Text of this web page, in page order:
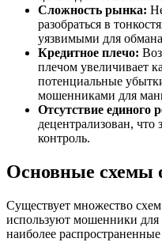
Сложность рынка:
разобраться в
уязвимыми для
Кредитное плечо:
плечом увеличивает
потенциальные
мошенниками для
Отсутствие единого
децентрализован, что
контроль.
Основные схемы
Существует множество
используют мошенники для
наиболее